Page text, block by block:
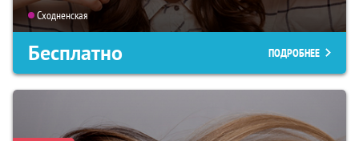
Сходненская
Бесплатно ПОДРОБНЕЕ